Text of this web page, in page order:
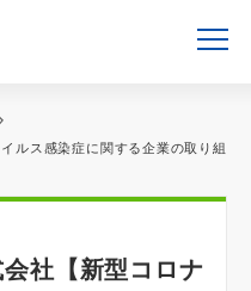
ルス感染症に関する企業の取り組
社【新型コロナ